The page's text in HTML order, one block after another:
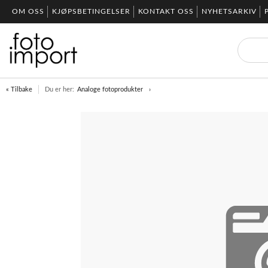
OM OSS KJØPSBETINGELSER KONTAKT OSS NYHETSARKIV
« Tilbake Du er her: Analoge fotoprodukter